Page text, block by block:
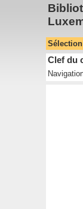
Clef du